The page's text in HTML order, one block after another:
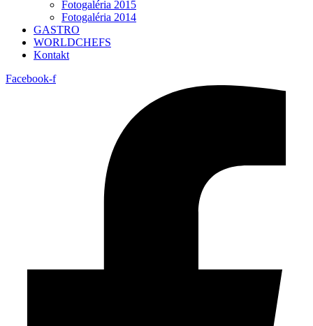
Fotogaléria 2015
Fotogaléria 2014
GASTRO
WORLDCHEFS
Kontakt
Facebook-f